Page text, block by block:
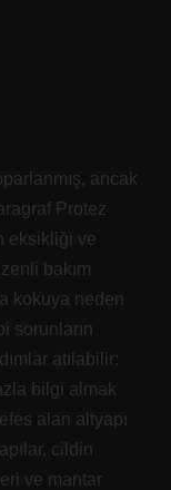
ancak
Protez
eksikliği ve
bakım
kokuya neden
sorunların
atılabilir:
bilgi almak
alan altyapı
cildin
ve mantar